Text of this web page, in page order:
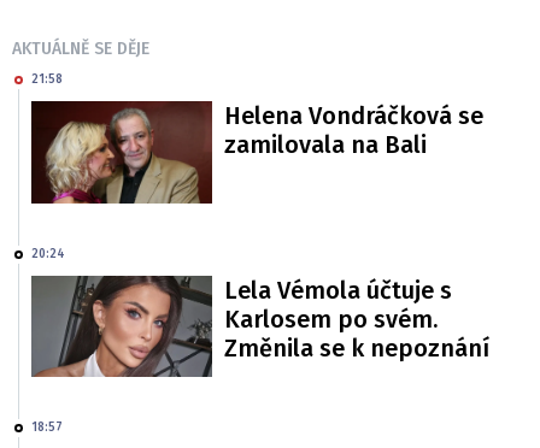
AKTUÁLNĚ SE DĚJE
21:58
Helena Vondráčková se
zamilovala na Bali
20:24
Lela Vémola účtuje s
Karlosem po svém.
Změnila se k nepoznání
18:57